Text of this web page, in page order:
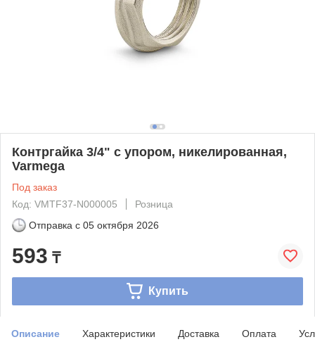
Контргайка 3/4" с упором, никелированная,
Varmega
Под заказ
Код: VMTF37-N000005
Розница
Отправка с 05 октября 2026
593 ₸
Купить
Описание Характеристики Доставка Оплата